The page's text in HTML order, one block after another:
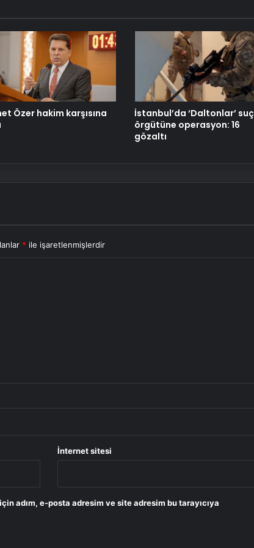
Kirpiklerde Etkili Sonuçlar
Datahost İle Güvenilir Sunucu
Hizmetleri
Özer hakim karşısına
İstanbul’da ‘Daltonlar’ suç
örgütüne operasyon: 16
gözaltı
* ile işaretlenmişlerdir
İnternet sitesi
adım, e-posta adresim ve site adresim bu tarayıcıya